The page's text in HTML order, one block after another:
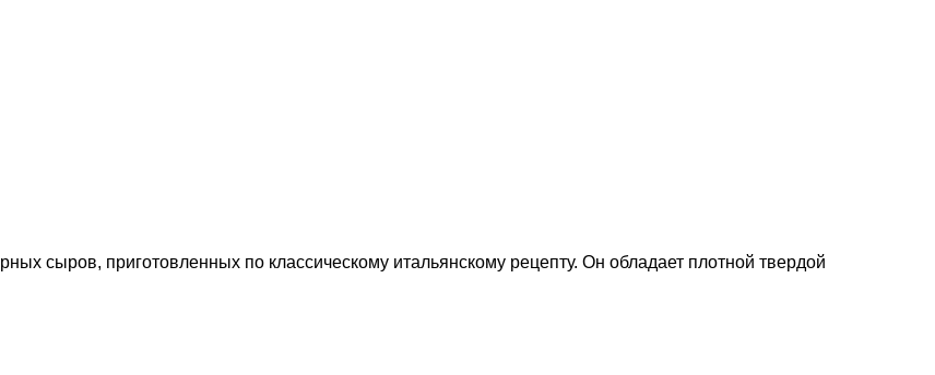
сыров, приготовленных по классическому итальянскому рецепту. Он обладает плотной твердой